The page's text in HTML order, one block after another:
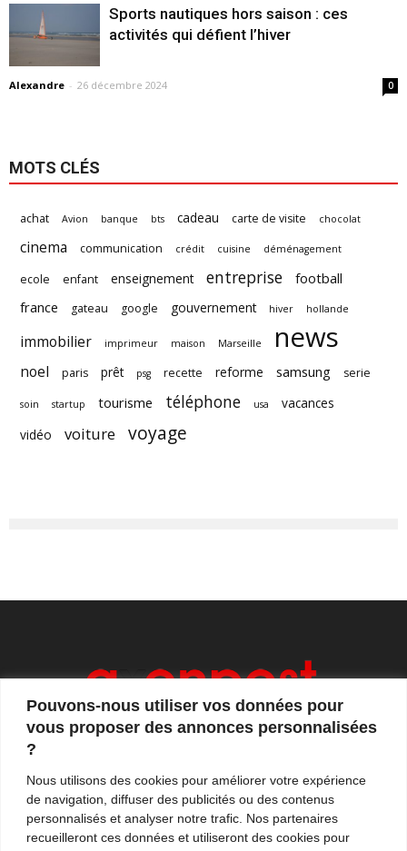
Pouvons-nous utiliser vos données pour
vous proposer des annonces personnalisées
?
Nous utilisons des cookies pour améliorer votre expérience
de navigation, diffuser des publicités ou des contenus
personnalisés et analyser notre trafic. Nos partenaires
recueilleront ces données et utiliseront des cookies pour
Sports nautiques hors saison : ces
activités qui défient l’hiver
Alexandre - 26 décembre 2024 0
MOTS CLÉS
achat Avion banque bts cadeau carte de visite chocolat
cinema communication crédit cuisine déménagement
ecole enfant enseignement entreprise
football
france
gateau google gouvernement hiver hollande
immobilier imprimeur maison Marseille news
noel paris prêt psg recette reforme samsung serie
soin startup tourisme téléphone usa
vacances
vidéo
voiture voyage
et de tendances. Notre équipe de journalistes vous
propose quotidiennement de suivre l'actualité en
France et à l'international.